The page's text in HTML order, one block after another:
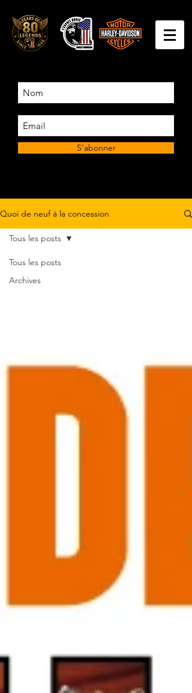
S'abonner
Quoi de neuf à la concession
Tous les posts
Archives
Tous les posts